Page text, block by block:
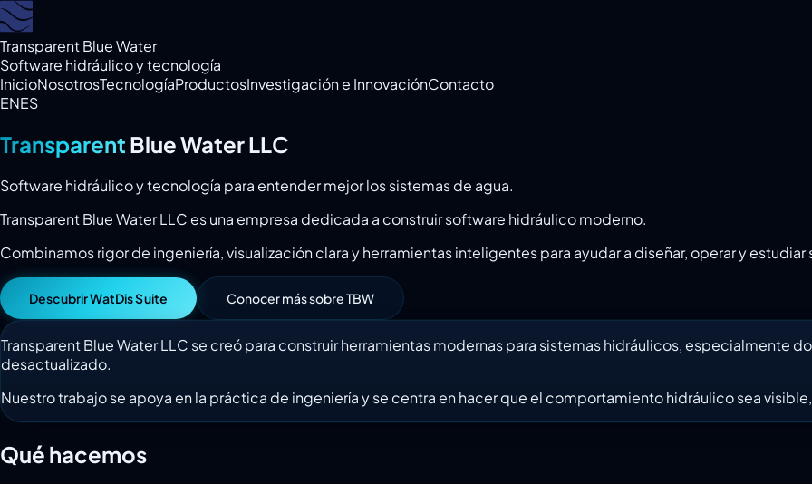
Transparent Blue Water
Software hidráulico y tecnología
InicioNosotrosTecnologíaProductosInvestigación e InnovaciónContacto
ENES
Transparent Blue Water LLC
Software hidráulico y tecnología para entender mejor los sistemas de agua.
Transparent Blue Water LLC es una empresa dedicada a construir software hidráulico moderno.
Combinamos rigor de ingeniería, visualización clara y herramientas inteligentes para ayudar a diseñar, operar y
Descubrir WatDis Suite Conocer más sobre TBW
Transparent Blue Water LLC se creó para construir herramientas modernas para sistemas hidráulicos, especialmente
desactualizado.
Nuestro trabajo se apoya en la práctica de ingeniería y se centra en hacer que el comportamiento hidráulico sea
Qué hacemos